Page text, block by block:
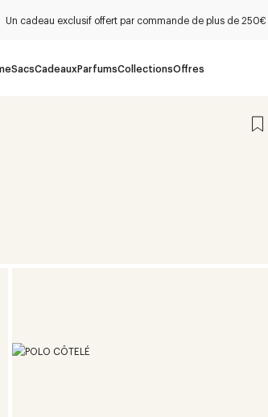
Un cadeau exclusif offert par commande de plus de
SacsCadeauxParfumsCollectionsOffres